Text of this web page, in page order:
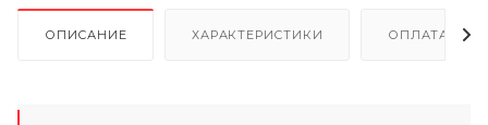
ОПИСАНИЕ ХАРАКТЕРИСТИКИ ОПЛАТА И